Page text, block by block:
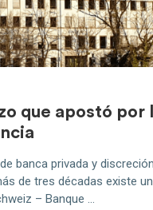
que apostó por
banca privada y
de tres décadas existe
– Banque ...